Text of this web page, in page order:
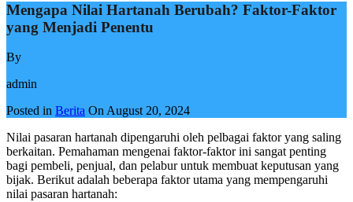
Mengapa Nilai Hartanah Berubah? Faktor-Faktor
yang Menjadi Penentu
By
admin
Posted in Berita On August 20, 2024
Nilai pasaran hartanah dipengaruhi oleh pelbagai faktor yang saling
berkaitan. Pemahaman mengenai faktor-faktor ini sangat penting
bagi pembeli, penjual, dan pelabur untuk membuat keputusan yang
bijak. Berikut adalah beberapa faktor utama yang mempengaruhi
nilai pasaran hartanah: